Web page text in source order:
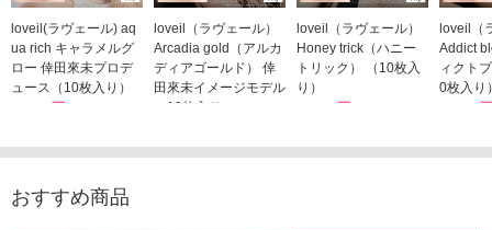
loveil(ラヴェール) aq
ua rich キャラメルグ
ロー 倖田來未プロデ
ュース（10枚入り）
1,760円
loveil（ラヴェール）
Arcadia gold（アルカ
ディアゴールド） 倖
田來未イメージモデル
（10枚入り）
loveil（ラヴェール）
Honey trick（ハニー
トリック） （10枚入
り）
1,760円
loveil（
Addict
ィクト
0枚入り
1,760
おすすめ商品